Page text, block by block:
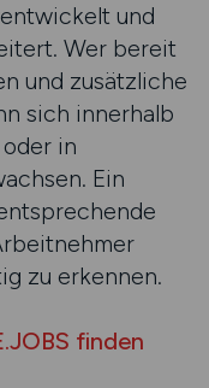
und
Wer bereit
und zusätzliche
sich innerhalb
in
Ein
zu erkennen.
finden